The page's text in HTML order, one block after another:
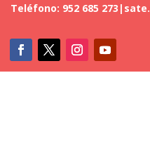
Teléfono: 952 685 273 |